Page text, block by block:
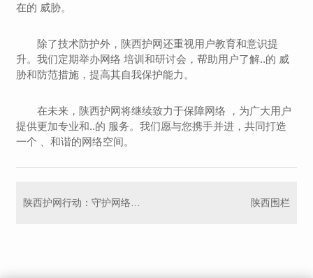
在的 威胁。
除了技术防护外，陕西护网还重视用户教育和意识提
升。我们定期举办网络 培训和研讨会，帮助用户了解..的 威
胁和防范措施，提高其自我保护能力。
在未来，陕西护网将继续致力于保障网络 ，为广大用户
提供更加专业和..的 服务。我们愿与您携手并进，共同打造
一个 、和谐的网络空间。
陕西围栏